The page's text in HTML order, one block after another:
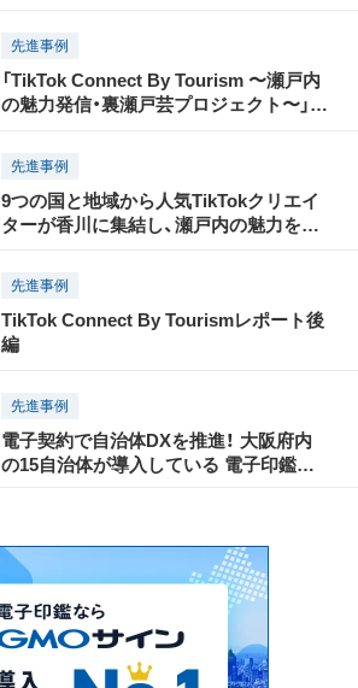
ショート動画クリエイターや、偽・誤情報
に関する有識者の出演も決定
先進事例
「TikTok Connect By Tourism 〜瀬戸内
の魅力発信・裏瀬戸芸プロジェクト〜」開
先進事例
9つの国と地域から人気TikTokクリエイ
ターが香川に集結し、瀬戸内の魅力を
Connect By Tourism 〜瀬戸内の魅力発
信・裏瀬戸芸プロジェクト〜」開催レポー
ト（後編）
先進事例
TikTok Connect By Tourismレポート後
編
先進事例
電子契約で自治体DXを推進！ 大阪府内
の15自治体が導入している 電子印鑑